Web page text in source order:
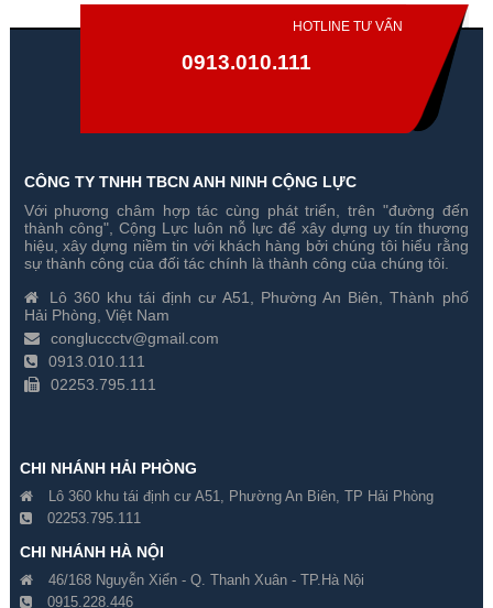
Đầu ghi hình HD-TVI Hikvision
DS-7324HUHI-K4 24 kênh
Gía hãng : 41,480,000₫
29,036,000₫
Đầu ghi hình HD-TVI Hikvision
DS-7316HUHI-K4 16 kênh
Gía hãng : 2,580,000₫
1,806,000₫
HOTLINE TƯ VẤN
0913.010.111
CÔNG TY TNHH TBCN ANH NINH CỘNG LỰC
Với phương châm hợp tác cùng phát triển, trên "đường đến
thành công", Cộng Lực luôn nỗ lực để xây dựng uy tín thương
hiệu, xây dựng niềm tin với khách hàng bởi chúng tôi hiểu rằng
sự thành công của đối tác chính là thành công của chúng tôi.
Lô 360 khu tái định cư A51, Phường An Biên, Thành phố
Hải Phòng, Việt Nam
congluccctv@gmail.com
0913.010.111
02253.795.111
CHI NHÁNH HẢI PHÒNG
Lô 360 khu tái định cư A51, Phường An Biên, TP Hải Phòng
02253.795.111
CHI NHÁNH HÀ NỘI
46/168 Nguyễn Xiển - Q. Thanh Xuân - TP.Hà Nội
0915.228.446